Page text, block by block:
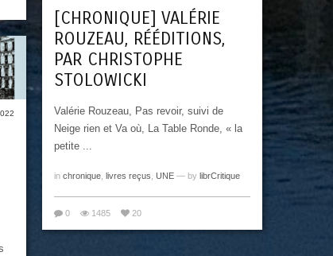
[CHRONIQUE] VALÉRIE
ROUZEAU, RÉÉDITIONS,
PAR CHRISTOPHE
STOLOWICKI
Valérie Rouzeau, Pas revoir, suivi de
Neige rien et Va où, La Table Ronde, « la
petite ...
in chronique, livres reçus, UNE — by librCritique
0 1485 20